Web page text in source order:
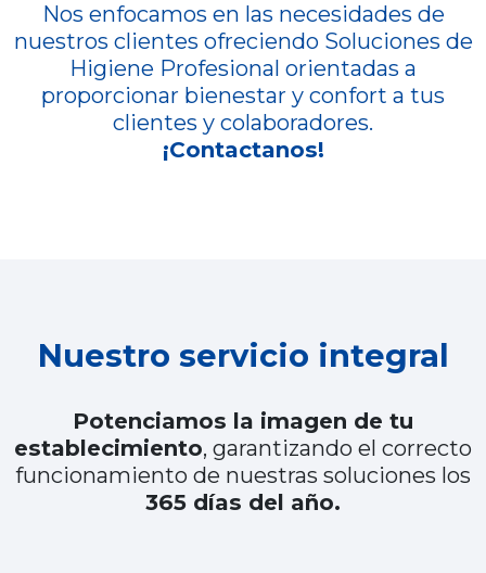
Nos enfocamos en las necesidades de
nuestros clientes ofreciendo Soluciones de
Higiene Profesional orientadas a
proporcionar bienestar y confort a tus
clientes y colaboradores.
¡Contactanos!
Nuestro servicio integral
Potenciamos la imagen de tu
establecimiento, garantizando el correcto
funcionamiento de nuestras soluciones los
365 días del año.